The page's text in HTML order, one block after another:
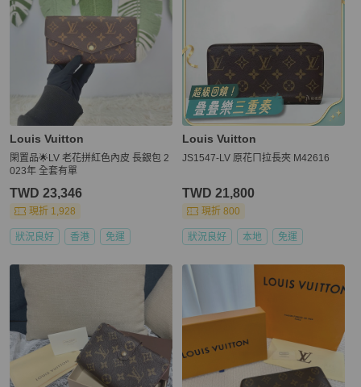
Louis Vuitton
閑置品🌟LV 老花拼紅色內皮 長銀包 2
023年 全套有單
TWD 23,346
現折 1,928
狀況良好 香港 免運
Louis Vuitton
JS1547-LV 原花ㄇ拉長夾 M42616
TWD 21,800
現折 800
狀況良好 本地 免運